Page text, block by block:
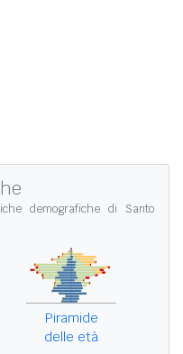
demografiche di Santo
Piramide
delle età